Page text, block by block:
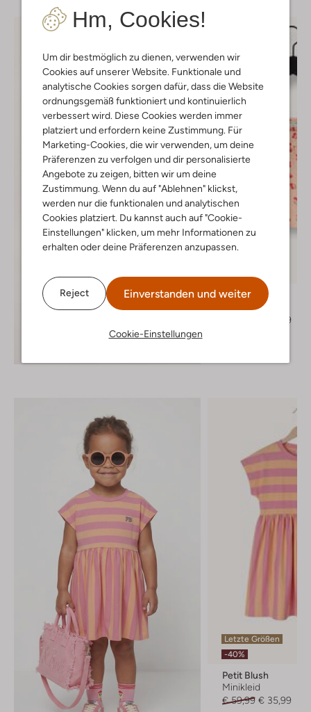
Hm, Cookies!
Um dir bestmöglich zu dienen, verwenden wir
Cookies auf unserer Website. Funktionale und
analytische Cookies sorgen dafür, dass die Website
ordnungsgemäß funktioniert und kontinuierlich
verbessert wird. Diese Cookies werden immer
platziert und erfordern keine Zustimmung. Für
Marketing-Cookies, die wir verwenden, um deine
Präferenzen zu verfolgen und dir personalisierte
Angebote zu zeigen, bitten wir um deine
Zustimmung. Wenn du auf "Ablehnen" klickst,
werden nur die funktionalen und analytischen
Cookies platziert. Du kannst auch auf "Cookie-
Einstellungen" klicken, um mehr Informationen zu
erhalten oder deine Präferenzen anzupassen.
Reject Einverstanden und weiter
Cookie-Einstellungen
Petit Blush
€ 37,99
Letzte Größen
-40%
Petit Blush
Minikleid
€ 59,99 € 35,99